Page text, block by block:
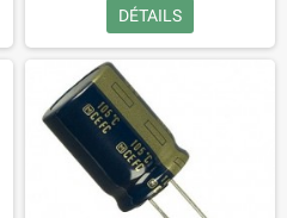
DÉTAILS